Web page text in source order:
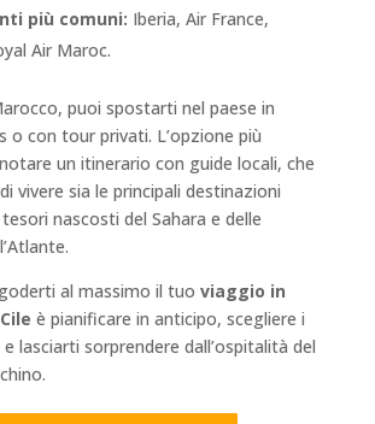
più comuni: Iberia, Air France,
Air Maroc.
puoi spostarti nel paese in
o con tour privati. L’opzione più
un itinerario con guide locali, che
vivere sia le principali destinazioni
nascosti del Sahara e delle
al massimo il tuo viaggio in
è pianificare in anticipo, scegliere i
lasciarti sorprendere dall’ospitalità del